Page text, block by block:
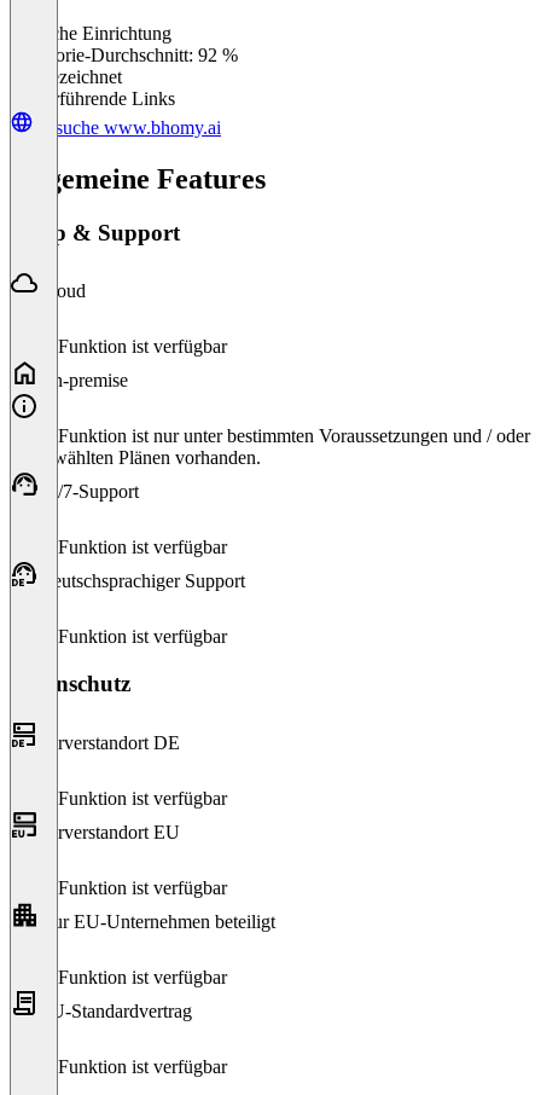
Einfache Einrichtung
Kategorie-Durchschnitt: 92 %
Ausgezeichnet
Weiterführende Links
Besuche www.bhomy.ai
Allgemeine Features
Setup & Support
Cloud
Diese Funktion ist verfügbar
On-premise
Diese Funktion ist nur unter bestimmten Voraussetzungen und / oder
ausgewählten Plänen vorhanden.
24/7-Support
Diese Funktion ist verfügbar
Deutschsprachiger Support
Diese Funktion ist verfügbar
Datenschutz
Serverstandort DE
Diese Funktion ist verfügbar
Serverstandort EU
Diese Funktion ist verfügbar
Nur EU-Unternehmen beteiligt
Diese Funktion ist verfügbar
EU-Standardvertrag
Diese Funktion ist verfügbar